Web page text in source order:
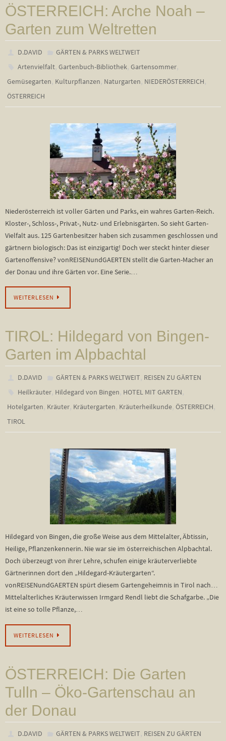
ÖSTERREICH: Arche Noah –
Garten zum Weltretten
D.DAVID
GÄRTEN & PARKS WELTWEIT
Artenvielfalt ,Gartenbuch-Bibliothek ,Gartensommer
Gemüsegarten Kulturpflanzen Naturgarten NIEDERÖSTERREICH
ÖSTERREICH
Niederösterreich ist voller Gärten und Parks, ein wahres Garten-Reich.
Kloster-, Schloss-, Privat-, Nutz- und Erlebnisgärten. So sieht Garten-
Vielfalt aus. 125 Gartenbesitzer haben sich zusammen geschlossen und
gärtnern biologisch: Das ist einzigartig! Doch wer steckt hinter dieser
Gartenoffensive? vonREISENundGAERTEN stellt die Garten-Macher an
der Donau und ihre Gärten vor. Eine Serie.…
WEITERLESEN
TIROL: Hildegard von Bingen-
Garten im Alpbachtal
D.DAVID GÄRTEN & PARKS WELTWEIT, REISEN ZU GÄRTEN
Heilkräuter, Hildegard von Bingen, HOTEL MIT GARTEN,
Hotelgarten, Kräuter, Kräutergarten, Kräuterheilkunde, ÖSTERREICH,
TIROL
Hildegard von Bingen, die große Weise aus dem Mittelalter, Äbtissin,
Heilige, Pflanzenkennerin. Nie war sie im österreichischen Alpbachtal.
Doch überzeugt von ihrer Lehre, schufen einige kräuterverliebte
Gärtnerinnen dort den „Hildegard-Kräutergarten“.
vonREISENundGAERTEN spürt diesem Gartengeheimnis in Tirol nach…
Mittelalterliches Kräuterwissen Irmgard Rendl liebt die Schafgarbe. „Die
ist eine so tolle Pflanze,…
WEITERLESEN
ÖSTERREICH: Die Garten
Tulln – Öko-Gartenschau an
der Donau
D.DAVID GÄRTEN & PARKS WELTWEIT REISEN ZU GÄRTEN